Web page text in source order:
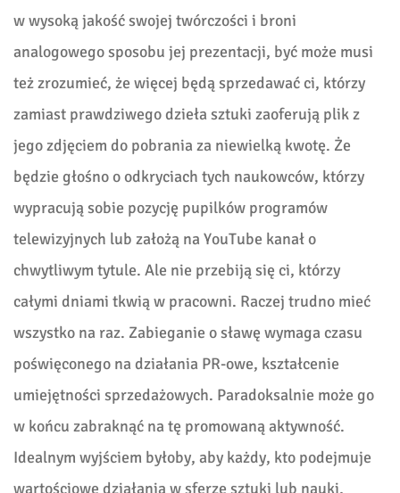
w wysoką jakość swojej twórczości i broni
analogowego sposobu jej prezentacji, być może musi
też zrozumieć, że więcej będą sprzedawać ci, którzy
zamiast prawdziwego dzieła sztuki zaoferują plik z
jego zdjęciem do pobrania za niewielką kwotę. Że
będzie głośno o odkryciach tych naukowców, którzy
wypracują sobie pozycję pupilków programów
telewizyjnych lub założą na YouTube kanał o
chwytliwym tytule. Ale nie przebiją się ci, którzy
całymi dniami tkwią w pracowni. Raczej trudno mieć
wszystko na raz. Zabieganie o sławę wymaga czasu
poświęconego na działania PR-owe, kształcenie
umiejętności sprzedażowych. Paradoksalnie może go
w końcu zabraknąć na tę promowaną aktywność.
Idealnym wyjściem byłoby, aby każdy, kto podejmuje
wartościowe działania w sferze sztuki lub nauki,